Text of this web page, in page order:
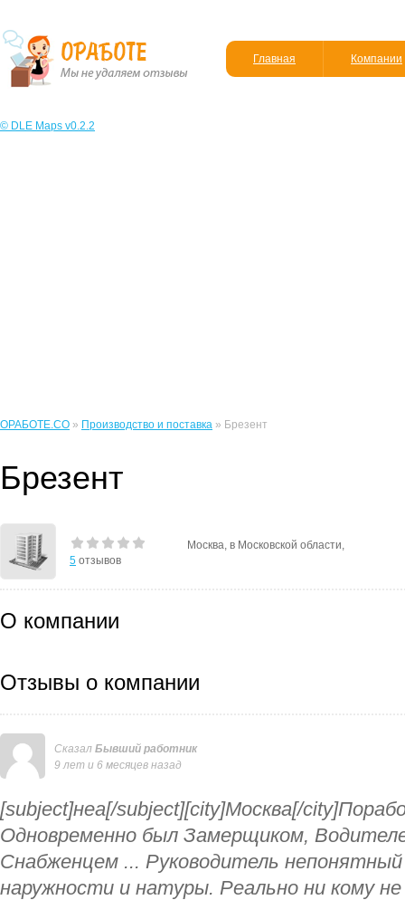
Главная Компании
© DLE Maps v0.2.2
ОРАБОТЕ.CO » Производство и поставка » Брезент
Брезент
5 отзывов
Москва, в Московской области,
О компании
Отзывы о компании
Сказал Бывший работник
9 лет и 6 месяцев назад
[subject]неа[/subject][city]Москва[/
Одновременно был Замерщиком,
Снабженцем ... Руководитель непонятный
наружности и натуры. Реально ни кому